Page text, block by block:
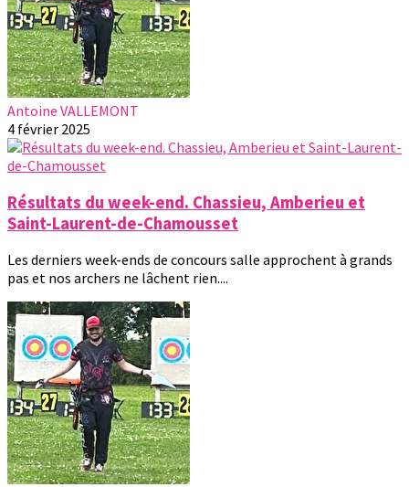
Antoine VALLEMONT
4 février 2025
Résultats du week-end. Chassieu, Amberieu et
Saint-Laurent-de-Chamousset
Les derniers week-ends de concours salle approchent à grands
pas et nos archers ne lâchent rien....